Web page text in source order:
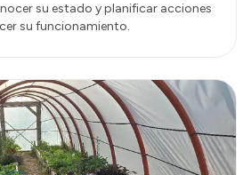
su estado y planificar acciones
su funcionamiento.